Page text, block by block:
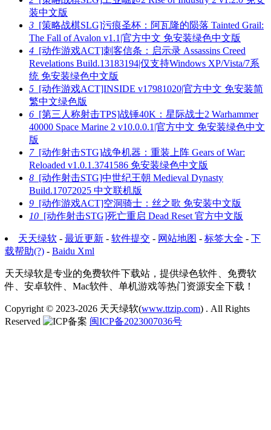
装中文版
3 [策略战棋SLG]污痕圣杯：阿瓦隆的陨落 Tainted Grail:
The Fall of Avalon v1.1|官方中文 免安装绿色中文版
4 [动作游戏ACT]刺客信条：启示录 Assassins Creed
Revelations Build.13183194|仅支持Windows XP/Vista/7系
统 免安装绿色中文版
5 [动作游戏ACT]INSIDE v17981020|官方中文 免安装简
繁中文绿色版
6 [第三人称射击TPS]战锤40K：星际战士2 Warhammer
40000 Space Marine 2 v10.0.0.1|官方中文 免安装绿色中文
版
7[动作射击STG]战争机器：重装上阵 Gears of War:
Reloaded v1.0.1.3741586 免安装绿色中文版
8 [动作射击STG]中世纪王朝 Medieval Dynasty
Build.17072025 中文联机版
9 [动作游戏ACT]空洞骑士：丝之歌 免安装中文版
10 [动作射击STG]死亡重启 Dead Reset 官方中文版
天天绿软 - 最近更新 - 软件提交 - 网站地图 - 标签大全 - 下
载帮助(?) - Baidu Xml
天天绿软是专业的免费软件下载站，提供绿色软件、免费软
件、安卓软件、Mac软件、单机游戏等热门资源安全下载！
Copyright © 2023-2026 天天绿软(www.ttzip.com) . All Rights
Reserved
闽ICP备2023007036号